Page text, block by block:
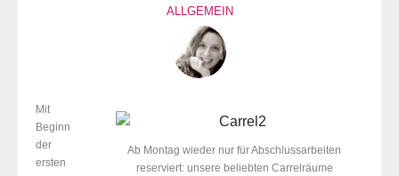
ALLGEMEIN
Ab Montag wieder nur für Abschlussarbeiten
reserviert: unsere beliebten Carrelräume
Mit
Beginn
der
ersten